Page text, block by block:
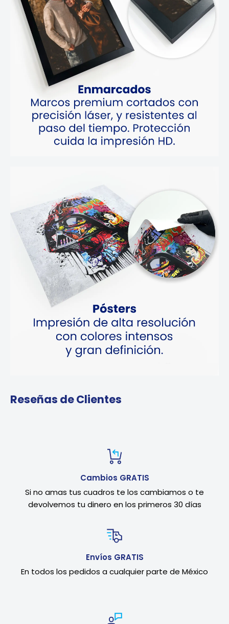
Reseñas de Clientes
Cambios GRATIS
Si no amas tus cuadros te los cambiamos o te
devolvemos tu dinero en los primeros 30 días
Envíos GRATIS
En todos los pedidos a cualquier parte de México